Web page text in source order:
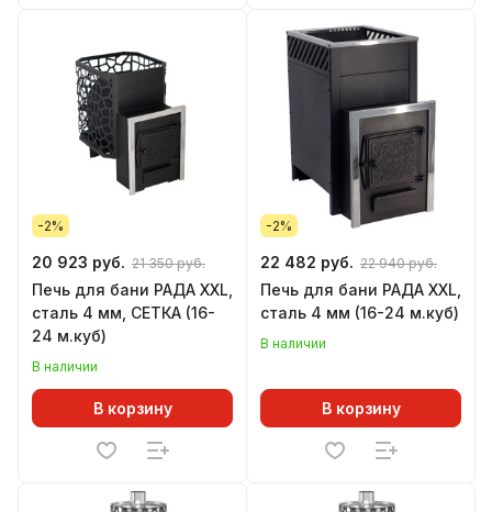
-2%
20 923 руб. 21 350 руб.
Печь для бани РАДА XXL,
сталь 4 мм, СЕТКА (16-
24 м.куб)
В наличии
В корзину
-2%
22 482 руб. 22 940 руб.
Печь для бани РАДА XXL,
сталь 4 мм (16-24 м.куб)
В наличии
В корзину